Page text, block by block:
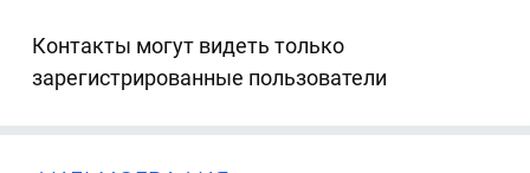
Контакты могут видеть только
зарегистрированные пользователи